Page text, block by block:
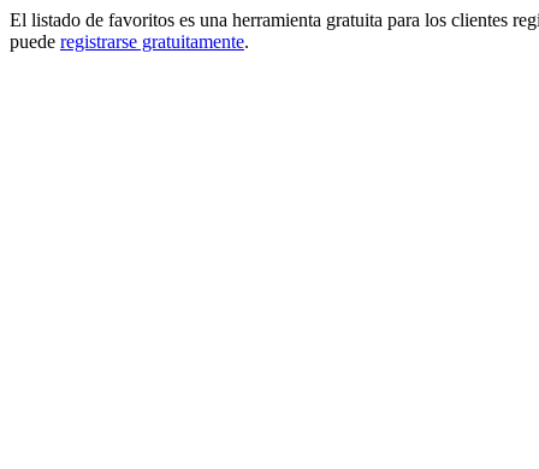
El listado de favoritos es una herramienta gratuita para los clientes
puede registrarse gratuitamente.